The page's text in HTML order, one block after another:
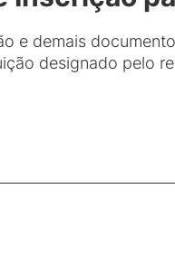
e demais
designado pelo